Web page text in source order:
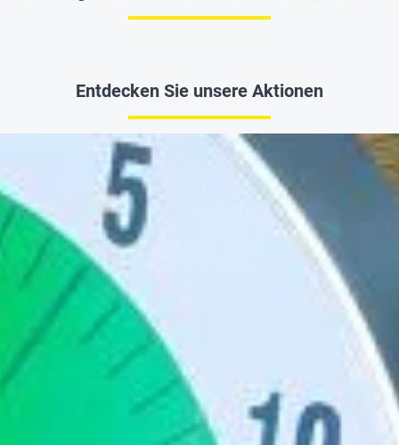
Entdecken Sie unsere Aktionen